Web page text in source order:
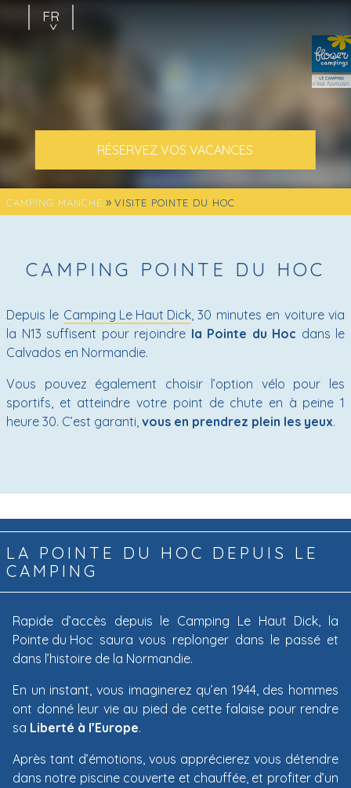
FR
RÉSERVEZ VOS VACANCES
CAMPING MANCHE » VISITE POINTE DU HOC
CAMPING POINTE DU HOC
Depuis le Camping Le Haut Dick, 30 minutes en voiture via
la N13 suffisent pour rejoindre la Pointe du Hoc dans le
Calvados en Normandie.
Vous pouvez également choisir l’option vélo pour les
sportifs, et atteindre votre point de chute en à peine 1
heure 30. C’est garanti, vous en prendrez plein les yeux.
LA POINTE DU HOC DEPUIS LE
CAMPING
Rapide d’accès depuis le Camping Le Haut Dick, la
Pointe du Hoc saura vous replonger dans le passé et
dans l’histoire de la Normandie.
En un instant, vous imaginerez qu’en 1944, des hommes
ont donné leur vie au pied de cette falaise pour rendre
sa Liberté à l’Europe.
Après tant d’émotions, vous apprécierez vous détendre
dans notre piscine couverte et chauffée, et profiter d’un